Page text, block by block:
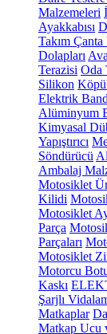
Malzemeleri
Ayakkabısı
Takım
Dolapları
Terazisi Oda
Silikon
Elektrik
Alüminyum
Kimyasal
Yapıştırıcı
Söndürücü
Ambalaj
Motosiklet
Kilidi
Motosiklet
Parça
Parçaları
Motosiklet
Motorcu
Kaskı
Şarjlı
Matkaplar
Matkap Ucu